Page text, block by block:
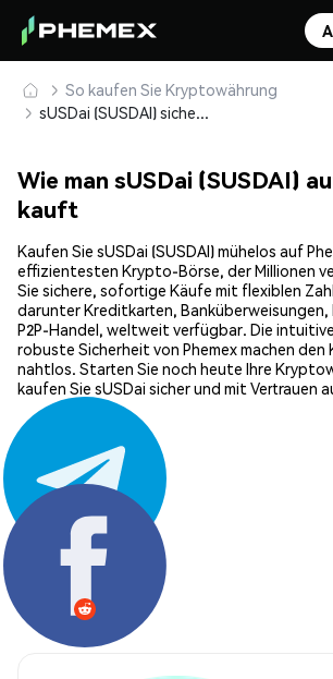
So kaufen Sie Kryptowährung
sUSDai (SUSDAI) sicher kaufen und speichern
Wie man sUSDai (SUSDAI)
kauft
Kaufen Sie sUSDai (SUSDAI) mühelos auf
effizientesten Krypto-Börse, der Millionen
Sie sichere, sofortige Käufe mit flexiblen
darunter Kreditkarten,
P2P-Handel, weltweit verfügbar. Die
robuste Sicherheit von Phemex machen den
nahtlos. Starten Sie noch heute Ihre
kaufen Sie sUSDai sicher und mit Vertrauen
Teilen: